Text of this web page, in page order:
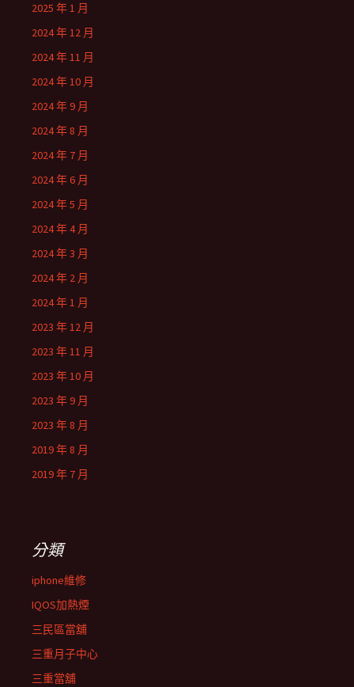
2025 年 1 月
2024 年 12 月
2024 年 11 月
2024 年 10 月
2024 年 9 月
2024 年 8 月
2024 年 7 月
2024 年 6 月
2024 年 5 月
2024 年 4 月
2024 年 3 月
2024 年 2 月
2024 年 1 月
2023 年 12 月
2023 年 11 月
2023 年 10 月
2023 年 9 月
2023 年 8 月
2019 年 8 月
2019 年 7 月
分類
iphone維修
IQOS加熱煙
三民區當舖
三重月子中心
三重當舖